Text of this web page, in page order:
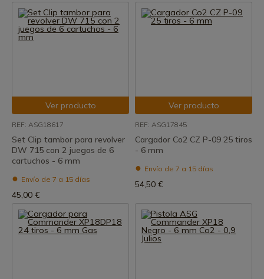
Ver producto
REF: ASG18617
Set Clip tambor para revolver
DW 715 con 2 juegos de 6
cartuchos - 6 mm
Envío de 7 a 15 días
45,00 €
Ver producto
REF: ASG17845
Cargador Co2 CZ P-09 25 tiros
- 6 mm
Envío de 7 a 15 días
54,50 €